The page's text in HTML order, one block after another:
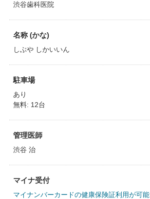
渋谷歯科医院
名称 (かな)
しぶや しかいいん
駐車場
あり
無料: 12台
管理医師
渋谷 治
マイナ受付
マイナンバーカードの健康保険証利用が可能